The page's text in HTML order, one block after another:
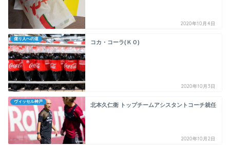
2020年10月4日
億り人への道
コカ・コーラ(ＫＯ)
2020年10月3日
ヴィッセル神戸
北本久仁衛 トップチームアシスタントコーチ就任
2020年10月2日